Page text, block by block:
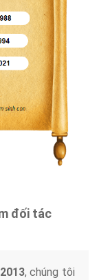
đối tác
, chúng tôi